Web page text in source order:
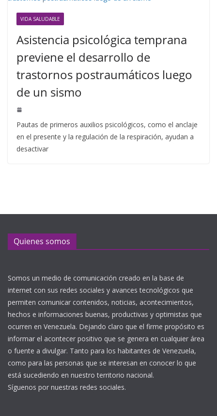
VIDA SALUDABLE
Asistencia psicológica temprana
previene el desarrollo de
trastornos postraumáticos luego
de un sismo
Pautas de primeros auxilios psicológicos, como el anclaje
en el presente y la regulación de la respiración, ayudan a
desactivar
Quienes somos
Somos un medio de comunicación creado en la base de
internet con sus redes sociales y avances tecnológicos que
permiten comunicar contenidos, noticias, acontecimientos,
hechos e informaciones buenas, productivas y optimistas que
ocurren en Venezuela. Dejando claro que el firme propósito es
informar el acontecer positivo que se genera en cualquier área
o fuente a divulgar. Tanto para los habitantes de Venezuela,
como para las personas que se interesan en conocer lo que
está sucediendo en nuestro territorio nacional.
Síguenos por nuestras redes sociales.